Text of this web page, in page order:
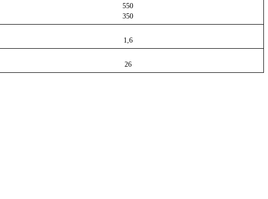
550
350
1,6
26